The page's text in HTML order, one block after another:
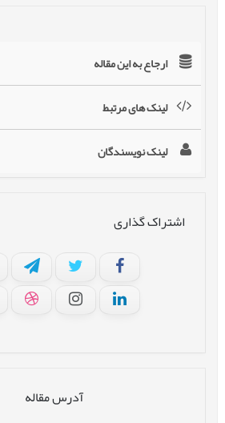
ارجاع به این مقاله
لینک های مرتبط
لینک نویسندگان
اشتراک گذاری
آدرس مقاله